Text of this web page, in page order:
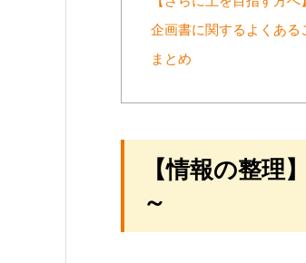
企画書に関するよくある
まとめ
【情報の整理
～